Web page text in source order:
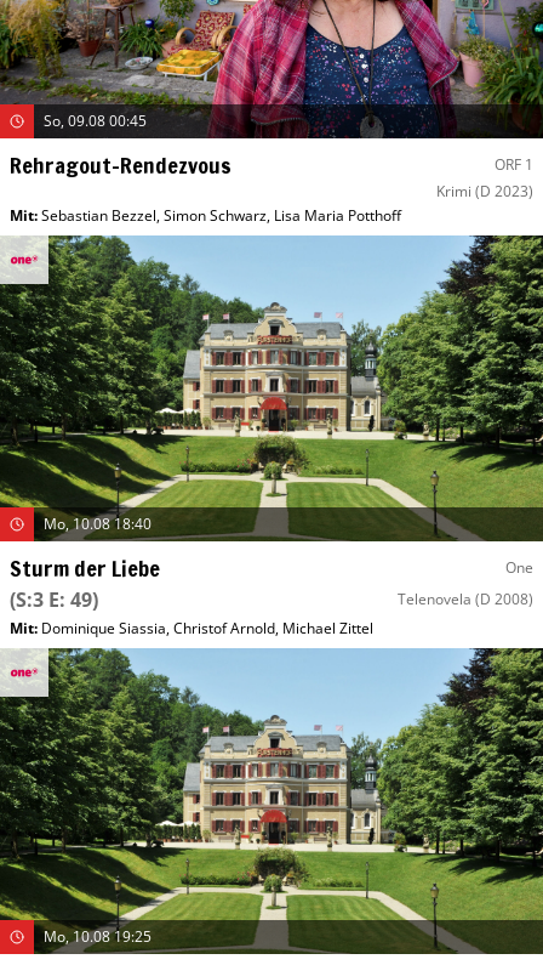
So, 09.08 00:45
Rehragout-Rendezvous
ORF 1
Krimi (D 2023)
Mit:Sebastian Bezzel,Simon Schwarz, Lisa Maria Potthoff
Mo, 10.08 18:40
Sturm der Liebe One
(S:3 E: 49) Telenovela (D 2008)
Mit: Dominique Siassia,Christof Arnold, Michael Zittel
Mo, 10.08 19:25